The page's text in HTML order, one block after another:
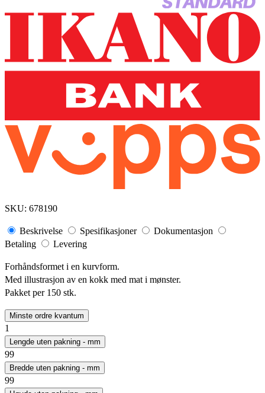
SKU: 678190
Beskrivelse Spesifikasjoner
Dokumentasjon
Betaling
Levering
Forhåndsformet i en kurvform.
Med illustrasjon av en kokk med mat i mønster.
Pakket per 150 stk.
Minste ordre kvantum
1
Lengde uten pakning - mm
99
Bredde uten pakning - mm
99